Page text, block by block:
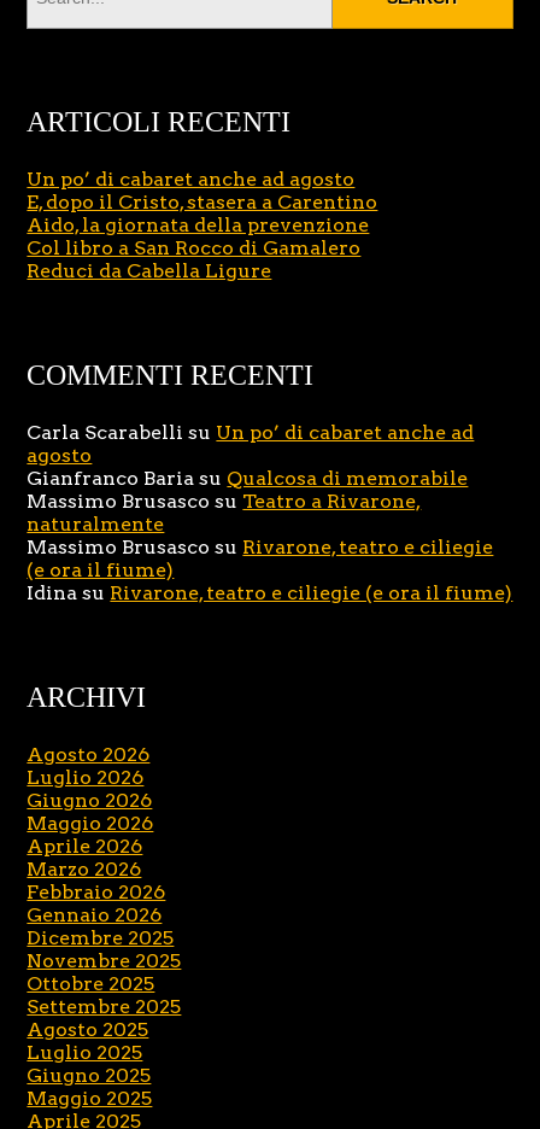
ARTICOLI RECENTI
Un po’ di cabaret anche ad agosto
E, dopo il Cristo, stasera a Carentino
Aido, la giornata della prevenzione
Col libro a San Rocco di Gamalero
Reduci da Cabella Ligure
COMMENTI RECENTI
Carla Scarabelli su Un po’ di cabaret anche ad
agosto
Gianfranco Baria su Qualcosa di memorabile
Massimo Brusasco su Teatro a Rivarone,
naturalmente
Massimo Brusasco su Rivarone, teatro e ciliegie
(e ora il fiume)
Idina su Rivarone, teatro e ciliegie (e ora il fiume)
ARCHIVI
Agosto 2026
Luglio 2026
Giugno 2026
Maggio 2026
Aprile 2026
Marzo 2026
Febbraio 2026
Gennaio 2026
Dicembre 2025
Novembre 2025
Ottobre 2025
Settembre 2025
Agosto 2025
Luglio 2025
Giugno 2025
Maggio 2025
Aprile 2025